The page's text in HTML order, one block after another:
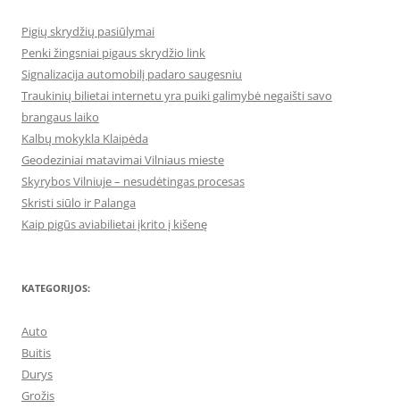
Pigių skrydžių pasiūlymai
Penki žingsniai pigaus skrydžio link
Signalizacija automobilį padaro saugesniu
Traukinių bilietai internetu yra puiki galimybė negaišti savo
brangaus laiko
Kalbų mokykla Klaipėda
Geodeziniai matavimai Vilniaus mieste
Skyrybos Vilniuje – nesudėtingas procesas
Skristi siūlo ir Palanga
Kaip pigūs aviabilietai įkrito į kišenę
KATEGORIJOS:
Auto
Buitis
Durys
Grožis